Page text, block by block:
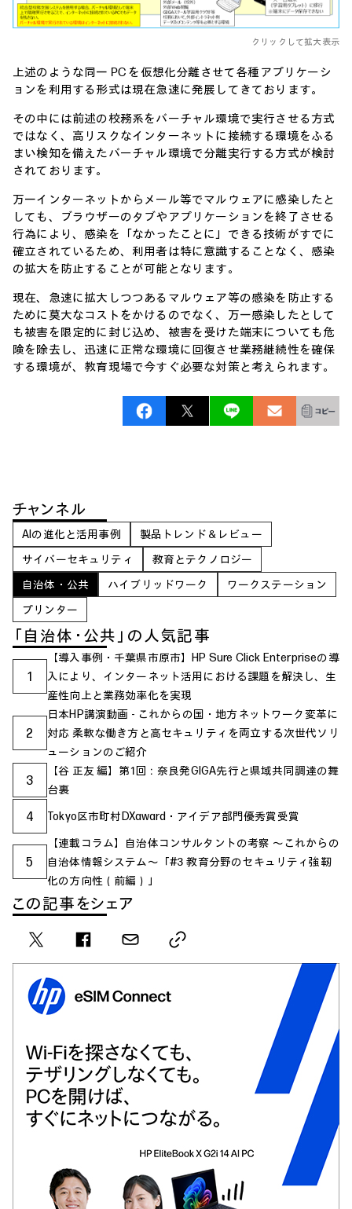
クリックして拡大表示
上述のような同一 PC を仮想化分離させて各種アプリケーシ
ョンを利用する形式は現在急速に発展してきております。
その中には前述の校務系をバーチャル環境で実行させる方式
ではなく、高リスクなインターネットに接続する環境をふる
まい検知を備えたバーチャル環境で分離実行する方式が検討
されております。
万一インターネットからメール等でマルウェアに感染したと
しても、ブラウザーのタブやアプリケーションを終了させる
行為により、感染を「なかったことに」できる技術がすでに
確立されているため、利用者は特に意識することなく、感染
の拡大を防止することが可能となります。
現在、急速に拡大しつつあるマルウェア等の感染を防止する
ために莫大なコストをかけるのでなく、万一感染したとして
も被害を限定的に封じ込め、被害を受けた端末についても危
険を除去し、迅速に正常な環境に回復させ業務継続性を確保
する環境が、教育現場で今すぐ必要な対策と考えられます。
チャンネル
AIの進化と活用事例
製品トレンド＆レビュー
サイバーセキュリティ
教育とテクノロジー
自治体・公共
ハイブリッドワーク
ワークステーション
プリンター
「自治体・公共」の人気記事
1
【導入事例・千葉県市原市】HP Sure Click Enterpriseの導
入により、インターネット活用における課題を解決し、生
産性向上と業務効率化を実現
2
日本HP講演動画 - これからの国・地方ネットワーク変革に
対応 柔軟な働き方と高セキュリティを両立する次世代ソリ
ューションのご紹介
3
【谷 正友 編】第1回：奈良発GIGA先行と県域共同調達の舞
台裏
4 Tokyo区市町村DXaward・アイデア部門優秀賞受賞
5
【連載コラム】自治体コンサルタントの考察 ～これからの
自治体情報システム～「#3 教育分野のセキュリティ強靭
化の方向性（前編）」
この記事をシェア